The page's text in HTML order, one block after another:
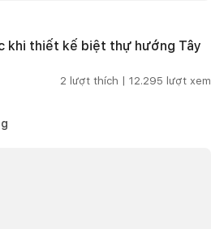
khi thiết kế biệt thự hướng Tây
2 lượt thích | 12.295 lượt xem